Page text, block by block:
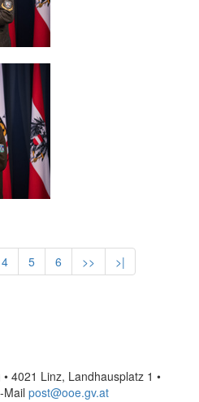
4 5 6 >> >|
4021 Linz, Landhausplatz 1 •
Mail post@ooe.gv.at